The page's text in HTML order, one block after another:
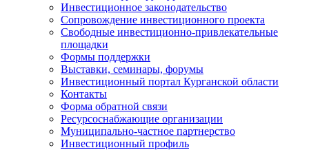
Инвестиционное законодательство
Сопровождение инвестиционного проекта
Свободные инвестиционно-привлекательные
площадки
Формы поддержки
Выставки, семинары, форумы
Инвестиционный портал Курганской области
Контакты
Форма обратной связи
Ресурсоснабжающие организации
Муниципально-частное партнерство
Инвестиционный профиль